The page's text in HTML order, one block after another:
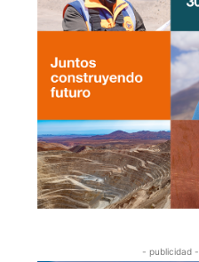
- publicidad -